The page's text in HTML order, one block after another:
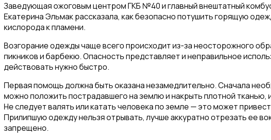
Заведующая ожоговым центром ГКБ №40 и главный внештатный
Екатерина Эльмак рассказала, как безопасно потушить горящую
кислорода к пламени.
Возгорание одежды чаще всего происходит из-за неосторожного
пикников и барбекю. Опасность представляет и неправильное
действовать нужно быстро.
Первая помощь должна быть оказана незамедлительно. Сначала
можно положить пострадавшего на землю и накрыть плотной тканью,
Не следует валять или катать человека по земле — это может
Прилипшую одежду нельзя отрывать, лучше аккуратно отрезать ее
запрещено.